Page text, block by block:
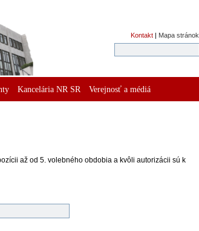
Kontakt | Mapa stránok
Kancelária NR SR Verejnosť a médiá
až od 5. volebného obdobia a kvôli autorizácii sú k